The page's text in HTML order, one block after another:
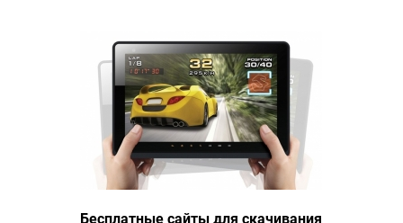
Бесплатные сайты для скачивания